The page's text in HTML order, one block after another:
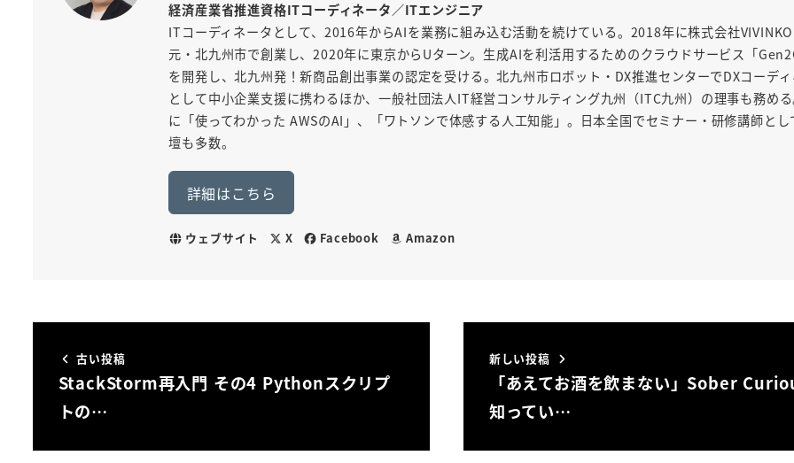
経済産業省推進資格ITコーディネータ／ITエンジニア
ITコーディネータとして、2016年からAIを業務に組み込む活動を続けている。2018年に株式会社
元・北九州市で創業し、2020年に東京からUターン。生成AIを利活用するためのクラウドサービス「
を開発し、北九州発！新商品創出事業の認定を受ける。北九州市ロボット・DX推進センターでDXコーデ
として中小企業支援に携わるほか、一般社団法人IT経営コンサルティング九州（ITC九州）の理事も務め
に「使ってわかった AWSのAI」、「ワトソンで体感する人工知能」。日本全国でセミナー・研修講師とし
壇も多数。
詳細はこちら
ウェブサイト X Facebook Amazon
古い投稿
StackStorm再入門 その4 Pythonスクリプ
トの…
新しい投稿
「あえてお酒を飲まない」Sober
知ってい…